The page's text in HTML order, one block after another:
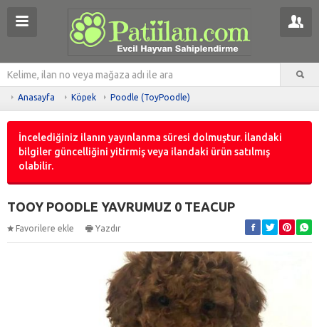
Anasayfa Köpek Poodle (ToyPoodle)
İncelediğiniz ilanın yayınlanma süresi dolmuştur. İlandaki
bilgiler güncelliğini yitirmiş veya ilandaki ürün satılmış
olabilir.
TOOY POODLE YAVRUMUZ 0 TEACUP
Favorilere ekle Yazdır